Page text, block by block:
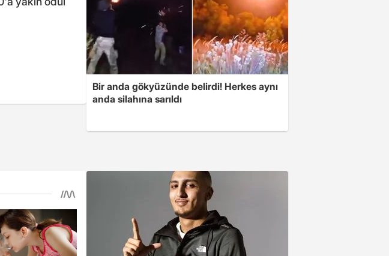
Bir anda gökyüzünde belirdi! Herkes aynı
anda silahına sarıldı